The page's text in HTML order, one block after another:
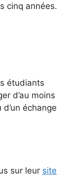
cinq années.
étudiants
d’au moins
échange
sur leur site